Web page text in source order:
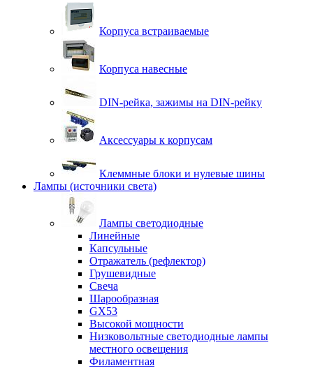
Корпуса встраиваемые
Корпуса навесные
DIN-рейка, зажимы на DIN-рейку
Аксессуары к корпусам
Клеммные блоки и нулевые шины
Лампы (источники света)
Лампы светодиодные
Линейные
Капсульные
Отражатель (рефлектор)
Грушевидные
Свеча
Шарообразная
GX53
Высокой мощности
Низковольтные светодиодные лампы
местного освещения
Филаментная